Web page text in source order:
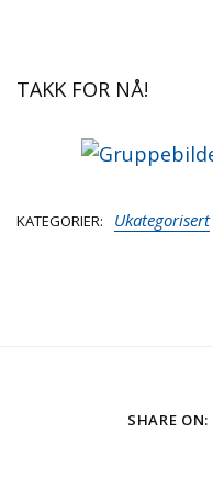
TAKK FOR NÅ!
KATEGORIER Ukategorisert
SHARE ON: